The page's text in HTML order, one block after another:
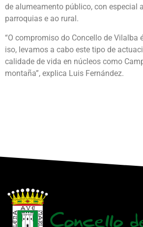
de alumeamento público, con especial
parroquias e ao rural.
“O compromiso do Concello de Vilalba
iso, levamos a cabo este tipo de
calidade de vida en núcleos como
montaña”, explica Luis Fernández.